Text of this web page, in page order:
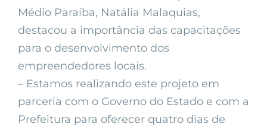
Médio Paraíba, Natália Malaquias,
destacou a importância das capacitações
para o desenvolvimento dos
empreendedores locais.
– Estamos realizando este projeto em
parceria com o Governo do Estado e com a
Prefeitura para oferecer quatro dias de